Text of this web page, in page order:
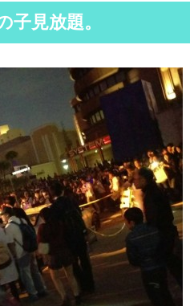
見放題。